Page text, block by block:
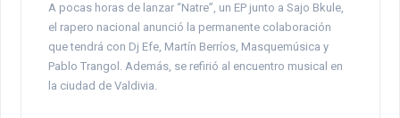
A pocas horas de lanzar “Natre”, un EP junto a Sajo Bkule,
el rapero nacional anunció la permanente colaboración
que tendrá con Dj Efe, Martín Berríos, Masquemúsica y
Pablo Trangol. Además, se refirió al encuentro musical en
la ciudad de Valdivia.